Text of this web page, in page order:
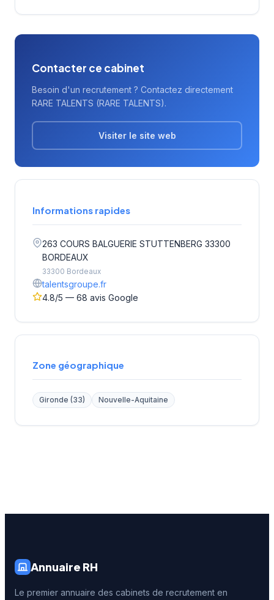
Contacter ce cabinet
Besoin d'un recrutement ? Contactez directement
RARE TALENTS (RARE TALENTS).
Visiter le site web
Informations rapides
263 COURS BALGUERIE STUTTENBERG 33300
BORDEAUX
33300 Bordeaux
talentsgroupe.fr
4.8/5 — 68 avis Google
Zone géographique
Gironde (33) Nouvelle-Aquitaine
Annuaire RH
Le premier annuaire des cabinets de recrutement en